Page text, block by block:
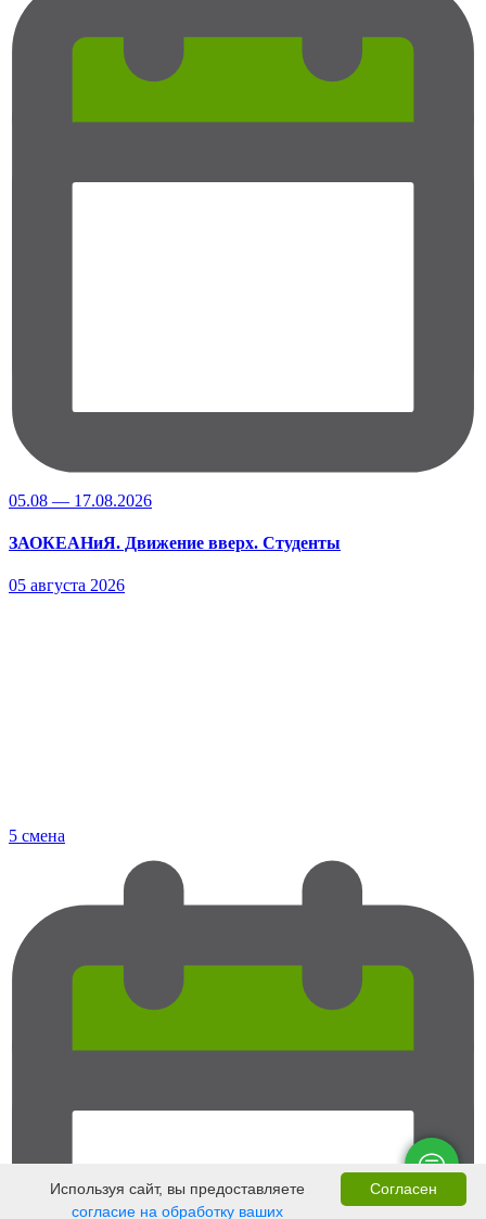
05.08 — 17.08.2026
ЗАОКЕАНиЯ. Движение вверх. Студенты
05 августа 2026
5 смена
Согласен
Используя сайт, вы предоставляете
согласие на обработку ваших